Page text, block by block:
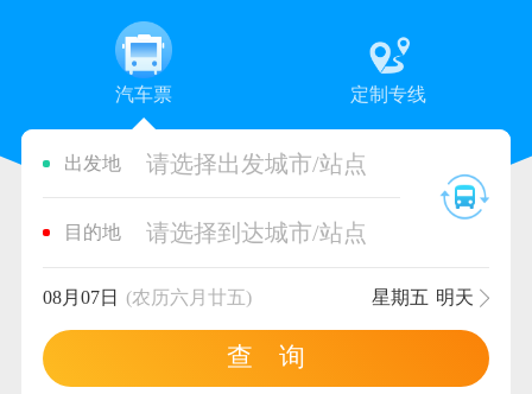
汽车票 定制专线
出发地 请选择出发城市/站点
目的地 请选择到达城市/站点
08月07日 (农历六月廿五) 星期五 明天
查 询